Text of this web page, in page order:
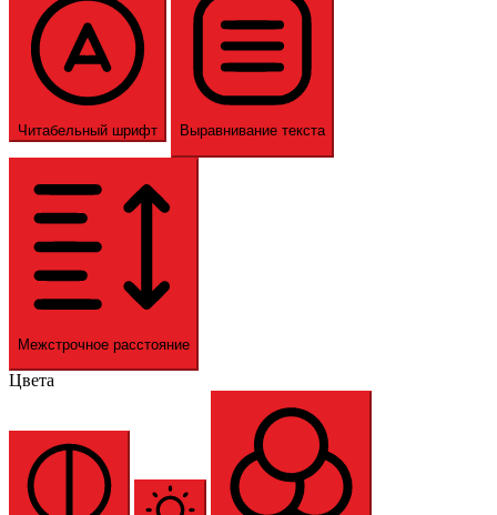
Читабельный шрифт Выравнивание текста
Межстрочное расстояние
Цвета